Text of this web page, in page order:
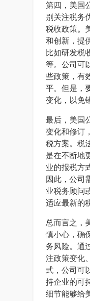
第四，美国
别关注税务
税收政策。
和创新，提
比如研发税
等。公司可
些政策，有
平。但是，
变化，以免
最后，美国
变化和修订
税方案。税
是在不断地
业的报税方
因此，公司
业税务顾问
适应最新的
总而言之，
慎小心，确
务风险。通
注政策变化
式，公司可
持企业的可
细节能够给